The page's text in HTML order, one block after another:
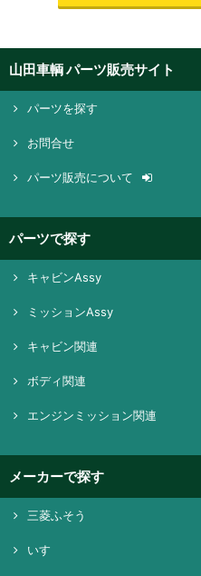
山田車輌 パーツ販売サイト
パーツを探す
お問合せ
パーツ販売について
パーツで探す
キャビンAssy
ミッションAssy
キャビン関連
ボディ関連
エンジンミッション関連
メーカーで探す
三菱ふそう
いすゞ